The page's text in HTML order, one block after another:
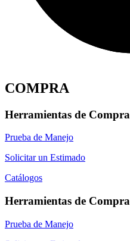
COMPRA
Herramientas de Compra
Prueba de Manejo
Solicitar un Estimado
Catálogos
Herramientas de Compra
Prueba de Manejo